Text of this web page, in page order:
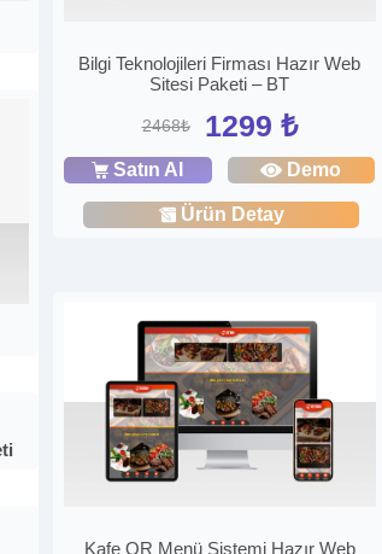
Bilgi Teknolojileri Firması Hazır Web
Sitesi Paketi – BT
2468₺ 1299 ₺
Satın Al Demo
Ürün Detay
Kafe QR Menü Sistemi Hazır Web